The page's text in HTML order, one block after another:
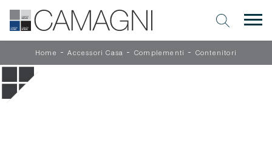
Home -Accessori Casa - Complementi - Contenitori